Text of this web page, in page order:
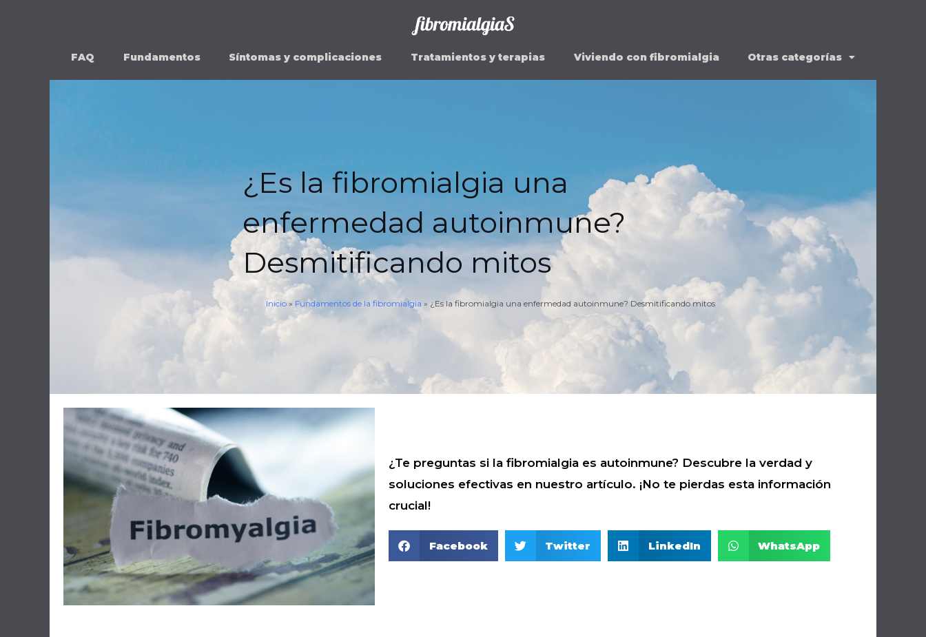
FAQ
Fundamentos Síntomas y complicaciones Tratamientos y terapias Viviendo con fibromialgia Otras categorías
¿Es la fibromialgia una
enfermedad autoinmune?
Desmitificando mitos
Inicio» Fundamentos de la fibromialgia » ¿Es la fibromialgia una enfermedad autoinmune? Desmitificando mitos
¿Te preguntas si la fibromialgia es autoinmune? Descubre la verdad y
soluciones efectivas en nuestro artículo. ¡No te pierdas esta información
crucial!
Facebook Twitter LinkedIn WhatsApp